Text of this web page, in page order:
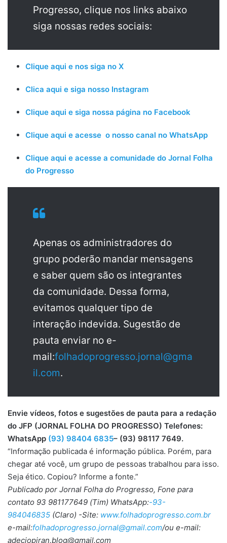
Progresso, clique nos links abaixo
siga nossas redes sociais:
Clique aqui e nos siga no X
Clica aqui e siga nosso Instagram
Clique aqui e siga nossa página no Facebook
Clique aqui e acesse o nosso canal no WhatsApp
Clique aqui e acesse a comunidade do Jornal Folha
do Progresso
Apenas os administradores do
grupo poderão mandar mensagens
e saber quem são os integrantes
da comunidade. Dessa forma,
evitamos qualquer tipo de
interação indevida. Sugestão de
pauta enviar no e-
mail:folhadoprogresso.jornal@gma
il.com.
Envie vídeos, fotos e sugestões de pauta para a redação
do JFP (JORNAL FOLHA DO PROGRESSO) Telefones:
WhatsApp (93) 98404 6835– (93) 98117 7649.
“Informação publicada é informação pública. Porém, para
chegar até você, um grupo de pessoas trabalhou para isso.
Seja ético. Copiou? Informe a fonte.”
Publicado por Jornal Folha do Progresso, Fone para
contato 93 981177649 (Tim) WhatsApp:-93-
984046835 (Claro) -Site: www.folhadoprogresso.com.br
e-mail:folhadoprogresso.jornal@gmail.com/ou e-mail:
adeciopiran.blog@gmail.com